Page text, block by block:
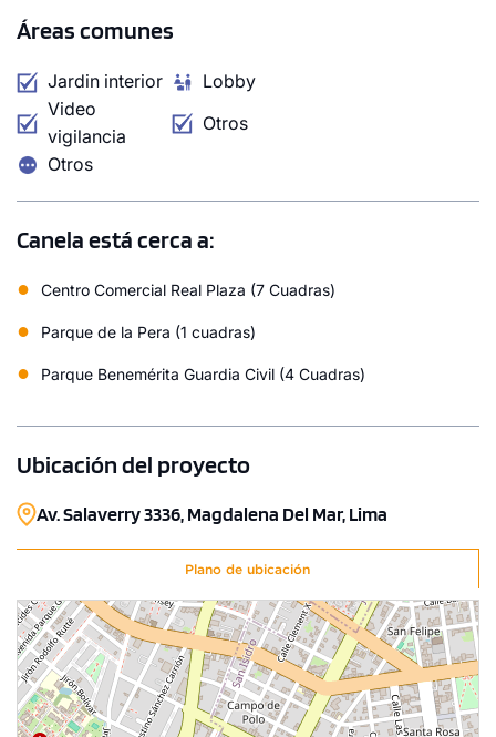
Desde
S/ 1,867,238
Modelo TIPO O
207.44 m²
1 unidad disponible
Desde
S/ 1,166,853
Modelo TIPO Q
ubicación privilegiada permite cercanía a centros
garantiza practicidad en el día a día.
Áreas comunes
Jardin interior
Lobby
Video
vigilancia
Otros
Otros
Canela está cerca a:
● Centro Comercial Real Plaza (7 Cuadras)
● Parque de la Pera (1 cuadras)
● Parque Benemérita Guardia Civil (4 Cuadras)
Ubicación del proyecto
Av. Salaverry 3336, Magdalena Del Mar, Lima
Plano de ubicación